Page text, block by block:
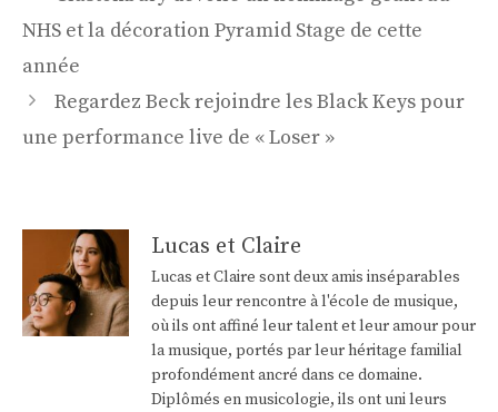
des
articles
NHS et la décoration Pyramid Stage de cette
année
Regardez Beck rejoindre les Black Keys pour
une performance live de « Loser »
Lucas et Claire
Lucas et Claire sont deux amis inséparables
depuis leur rencontre à l'école de musique,
où ils ont affiné leur talent et leur amour pour
la musique, portés par leur héritage familial
profondément ancré dans ce domaine.
Diplômés en musicologie, ils ont uni leurs